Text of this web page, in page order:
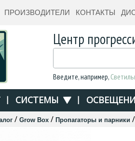
ПРОИЗВОДИТЕЛИ КОНТАКТЫ
Центр
Введите, например,
| СИСТЕМЫ |
/ Grow Box / Пропагаторы и парники /